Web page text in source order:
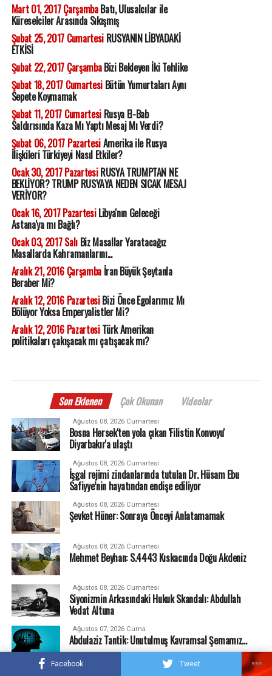
Facebook Tweet
Mart 01, 2017 ÇarşambaBatı, Ulusalcılar ile
Küreselciler Arasında Sıkışmış
Şubat 25, 2017 CumartesiRUSYANIN LİBYADAKİ
ETKİSİ
Şubat 22, 2017 ÇarşambaBizi Bekleyen İki Tehlike
Şubat 18, 2017 CumartesiBütün Yumurtaları Aynı
Sepete Koymamak
Şubat 11, 2017 CumartesiRusya El-Bab
Saldırısında Kaza Mı Yaptı Mesaj Mı Verdi?
Şubat 06, 2017 PazartesiAmerika ile Rusya
İlişkileri Türkiyeyi Nasıl Etkiler?
Ocak 30, 2017 PazartesiRUSYA TRUMPTAN NE
BEKLİYOR? TRUMP RUSYAYA NEDEN SICAK MESAJ
VERİYOR?
Ocak 16, 2017 PazartesiLibya'nın Geleceği
Astana'ya mı Bağlı?
Ocak 03, 2017 SalıBiz Masallar Yaratacağız
Masallarda Kahramanlarını...
Aralık 21, 2016 Çarşambaİran Büyük Şeytanla
Beraber Mi?
Aralık 12, 2016 PazartesiBizi Önce Egolarımız Mı
Bölüyor Yoksa Emperyalistler Mi?
Aralık 12, 2016 PazartesiTürk Amerikan
politikaları çakışacak mı çatışacak mı?
Son Eklenen Çok Okunan Videolar
Ağustos 08, 2026 Cumartesi
Bosna Hersek'ten yola çıkan 'Filistin Konvoyu'
Diyarbakır'a ulaştı
Ağustos 08, 2026 Cumartesi
İşgal rejimi zindanlarında tutulan Dr. Hüsam Ebu
Safiyye’nin hayatından endişe ediliyor
Ağustos 08, 2026 Cumartesi
Şevket Hüner: Sonraya Önceyi Anlatamamak
Ağustos 08, 2026 Cumartesi
Mehmet Beyhan: S.4443 Kıskacında Doğu Akdeniz
Ağustos 08, 2026 Cumartesi
Siyonizmin Arkasındaki Hukuk Skandalı: Abdullah
Vedat Altuna
Ağustos 07, 2026 Cuma
Abdulaziz Tantik: Unutulmuş Kavramsal Şemamız…